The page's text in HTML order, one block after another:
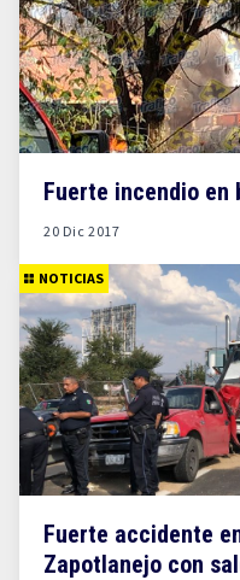
Fuerte incendio en
20 Dic 2017
NOTICIAS
Fuerte accidente
Zapotlanejo con